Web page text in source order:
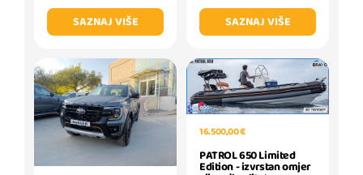
SAZNAJ VIŠE
SAZNAJ VIŠE
16.500,00 €
PATROL 650 Limited
Edition - izvrstan omjer